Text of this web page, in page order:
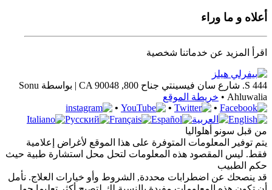
أعلاه و ما وراء
اقرأ المزيد عن خدماتنا شخصية
444 S. شارع سان فيسينتي جناح 800 ,
CA 90048 |
بواسطة Sonu
Ahluwalia •
خريطة الموقع
•
•
•
من قبل سونو أهلواليا
يتم توفير المعلومات المتوفرة على هذا الموقع لأغراض إعلامية
فقط. ليس المقصود هذه المعلومات لتحل محل استشارة طبية حيث
حكم الطبيب
قد ينصحك عن اضطرابات محددة, الشروط وأو خيارات العلاج. نأمل